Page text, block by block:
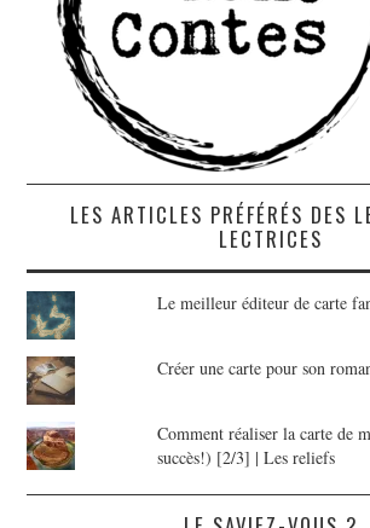
LES ARTICLES PRÉFÉRÉS DES
LECTRICES
Le meilleur éditeur de carte
Créer une carte pour son
Comment réaliser la carte de
succès!) [2/3] | Les reliefs